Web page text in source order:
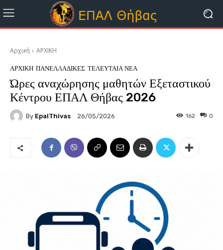
Αρχική ΑΡΧΙΚΗ
ΑΡΧΙΚΗ ΠΑΝΕΛΛΑΔΙΚΕΣ ΤΕΛΕΥΤΑΊΑ ΝΈΑ
Ώρες αναχώρησης μαθητών Εξεταστικού
Κέντρου ΕΠΑΛ Θήβας 2026
By EpalThivas 26/05/2026 0
162